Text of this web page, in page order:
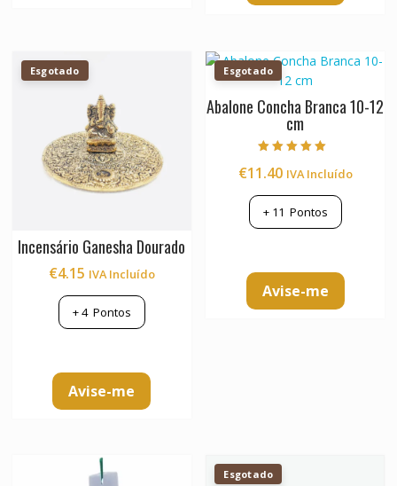
Esgotado
Incensário Ganesha Dourado
€4.15 IVA Incluído
+4Pontos
Avise-me
Esgotado
Abalone Concha Branca 10-12
cm
5.00
€11.40 IVA Incluído
+ 11 Pontos
Avise-me
Esgotado